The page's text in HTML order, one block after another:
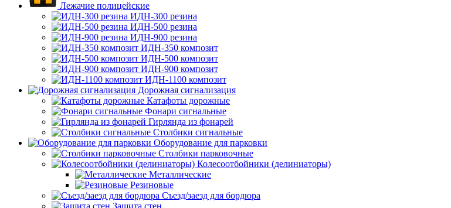
Лежачие полицейские
ИДН-300 резина
ИДН-500 резина
ИДН-900 резина
ИДН-350 композит
ИДН-500 композит
ИДН-900 композит
ИДН-1100 композит
Дорожная сигнализация
Катафоты дорожные
Фонари сигнальные
Гирлянда из фонарей
Столбики сигнальные
Оборудование для парковки
Столбики парковочные
Колесоотбойники (делиниаторы)
Металлические
Резиновые
Съезд/заезд для бордюра
Защита стен